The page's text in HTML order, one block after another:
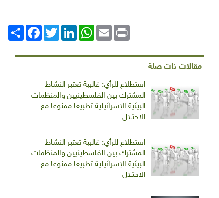
انشر
FacebookTwitterLinkedIn
WhatsAppEmail Print
مقالات ذات صلة
استطلاع للرأي: غالبية تعتبر النشاط
المشترك بين الفلسطينيين والمنظمات
البيئية الإسرائيلية تطبيعا ممنوعا مع
الاحتلال
استطلاع للرأي: غالبية تعتبر النشاط
المشترك بين الفلسطينيين والمنظمات
البيئية الإسرائيلية تطبيعا ممنوعا مع
الاحتلال